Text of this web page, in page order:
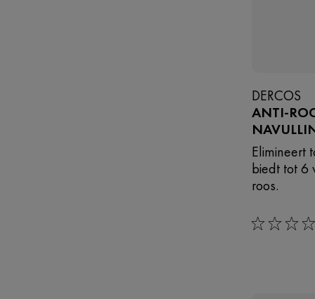
DERCOS
ANTI-
Elimineert
biedt tot 6
roos.
0/5